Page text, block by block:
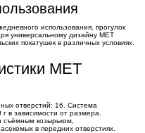
использования, прогулок
универсальному дизайну MET
покатушек в различных условиях.
MET
отверстий: 16. Система
в зависимости от размера.
козырьком,
в передних отверстиях.